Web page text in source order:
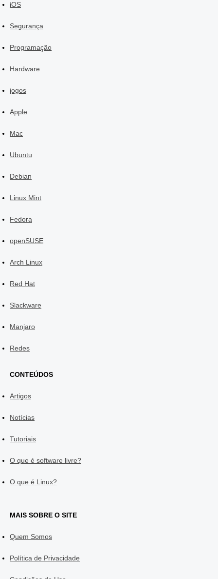
iOS
Segurança
Programação
Hardware
jogos
Apple
Mac
Ubuntu
Debian
Linux Mint
Fedora
openSUSE
Arch Linux
Red Hat
Slackware
Manjaro
Redes
CONTEÚDOS
Artigos
Notícias
Tutoriais
O que é software livre?
O que é Linux?
MAIS SOBRE O SITE
Quem Somos
Política de Privacidade